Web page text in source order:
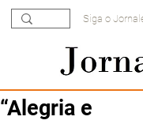
Siga o
“Alegria e